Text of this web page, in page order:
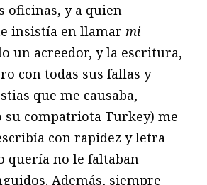
oficinas, y a quien
insistía en llamar mi
un acreedor, y la escritura,
con todas sus fallas y
que me causaba,
su compatriota Turkey) me
con rapidez y letra
quería no le faltaban
Además, siempre